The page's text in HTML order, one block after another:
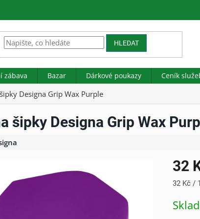
HLEDAT
zábava Bazar Dárkové poukazy Ceník
Designa Grip Wax Purple
šipky Designa Grip Wax
32
Měrná
32 Kč /